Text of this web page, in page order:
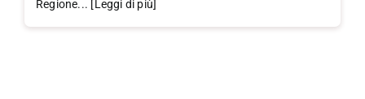
Regione... [Leggi di più]